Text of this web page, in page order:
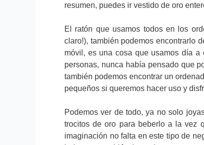
resumen, puedes ir vestido de oro
El ratón que usamos todos en los
claro!), también podemos encontrarlo
móvil, es una cosa que usamos día
personas, nunca había pensado que
también podemos encontrar un
pequeños si queremos hacer uso y
Podemos ver de todo, ya no solo
trocitos de oro para beberlo a la vez
imaginación no falta en este tipo de